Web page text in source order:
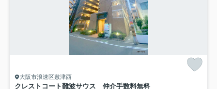
大阪市浪速区敷津西
クレストコート難波サウス 仲介手数料無料